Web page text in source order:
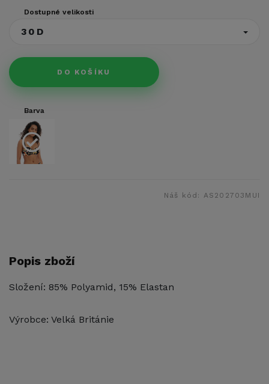
Dostupné velikosti
30D
DO KOŠÍKU
Barva
Náš kód: AS202703MUI
Popis zboží
Složení: 85% Polyamid, 15% Elastan
Výrobce: Velká Británie